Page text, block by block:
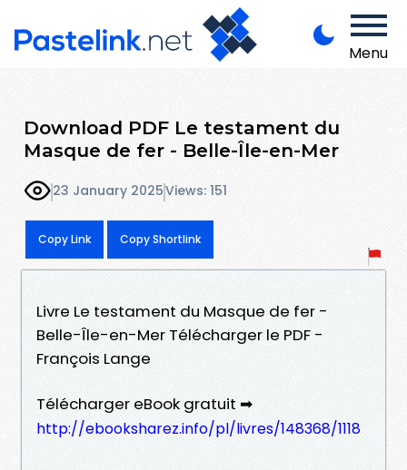
Menu
Download PDF Le testament du
Masque de fer - Belle-Île-en-Mer
23 January 2025Views: 151
Copy Link Copy Shortlink
Livre Le testament du Masque de fer -
Belle-Île-en-Mer Télécharger le PDF -
François Lange
Télécharger eBook gratuit ➡
http://ebooksharez.info/pl/livres/148368/1118